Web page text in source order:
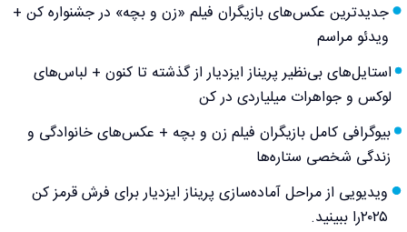
جدیدترین عکس‌های بازیگران فیلم «زن و بچه» در جشنواره کن +
ویدئو مراسم
استایل‌های بی‌نظیر پریناز ایزدیار از گذشته تا کنون + لباس‌های
لوکس و جواهرات میلیاردی در کن
بیوگرافی کامل بازیگران فیلم زن و بچه + عکس‌های خانوادگی و
زندگی شخصی ستاره‌ها
ویدیویی از مراحل آماده‌سازی پریناز ایزدیار برای فرش قرمز کن
۲۰۲۵را ببینید.